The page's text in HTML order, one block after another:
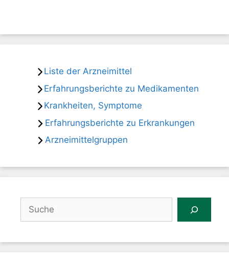
Liste der Arzneimittel
Erfahrungsberichte zu Medikamenten
Krankheiten, Symptome
Erfahrungsberichte zu Erkrankungen
Arzneimittelgruppen
Suchen